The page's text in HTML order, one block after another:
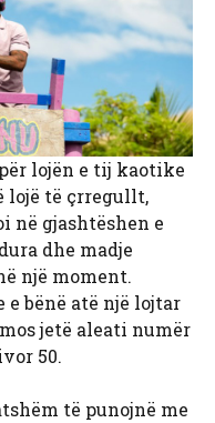
lojën e tij kaotike
lojë të çrregullt,
në gjashtëshen e
dhe madje
një moment.
bënë atë një lojtar
jetë aleati numër
50.
të punojnë me